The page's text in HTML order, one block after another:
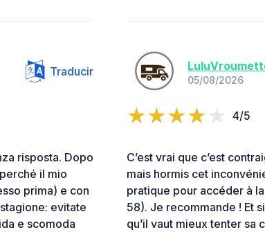
Traducir
risposta. Dopo
il mio
prima) e con
evitate
e scomoda
05/08/2026
4/5
C’est vrai que c’est
mais hormis cet
pratique pour accéder à
58). Je recommande ! Et
qu’il vaut mieux tenter sa